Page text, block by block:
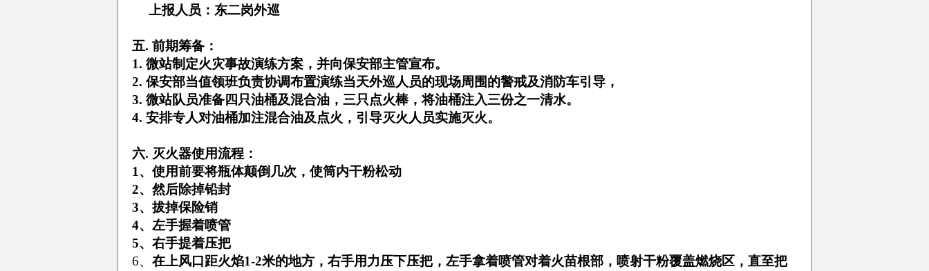
上报人员：东二岗外巡
五. 前期筹备：
1. 微站制定火灾事故演练方案，并向保安部主管宣布。
2. 保安部当值领班负责协调布置演练当天外巡人员的现场周围的警戒及消防车引导，
3. 微站队员准备四只油桶及混合油，三只点火棒，将油桶注入三份之一清水。
4. 安排专人对油桶加注混合油及点火，引导灭火人员实施灭火。
六. 灭火器使用流程：
1 、使用前要将瓶体颠倒几次，使筒内干粉松动
2、然后除掉铅封
3、拔掉保险销
4、 左手握着喷管
5、 右手提着压把
6、 在上风口距火焰1-2米的地方，右手用力压下压把，左手拿着喷管对着火苗根部，喷射干粉覆盖燃烧区，直至把